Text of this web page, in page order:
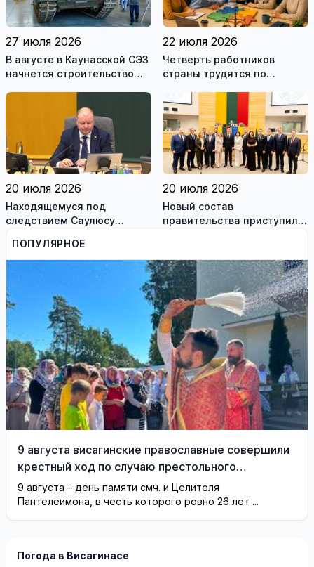
27 июля 2026
В августе в Каунасской СЭЗ
начнется строительство
22 июля 2026
Четверть работников
страны трудятся по
это выгодно и
сотрудникам, и
работодателям
20 июля 2026
Находящемуся под
следствием Саулюсу
Сквернялису временно
разрешили выехать за
границу
20 июля 2026
Новый состав
правительства приступил к
ПОПУЛЯРНОЕ
9 августа висагинские православные совершили
крестный ход по случаю престольного
праздника (фотогалерея)
9 августа – день памяти смч. и Целителя
Пантелеимона, в честь которого ровно 26 лет ...
Погода в Висагинасе